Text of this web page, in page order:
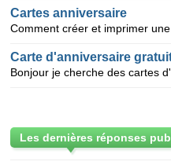
Cartes anniversaire
Comment créer et imprimer
Carte d'anniversaire
Les dernières réponses